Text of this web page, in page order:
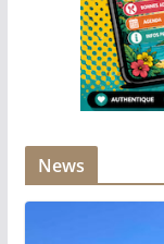
News